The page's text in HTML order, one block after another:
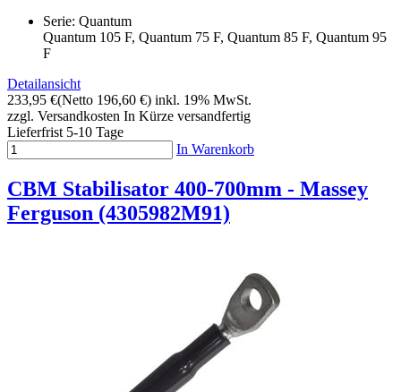
Serie: Quantum
Quantum 105 F, Quantum 75 F, Quantum 85 F, Quantum 95
F
Detailansicht
233,95 €(Netto 196,60 €) inkl. 19% MwSt.
zzgl. Versandkosten In Kürze versandfertig
Lieferfrist 5-10 Tage
In Warenkorb
CBM Stabilisator 400-700mm - Massey
Ferguson (4305982M91)